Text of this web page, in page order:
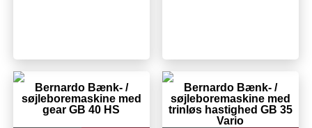
Bernardo Bænk- /
søjleboremaskine med
gear GB 40 HS
Bernardo Bænk- /
søjleboremaskine med
trinløs hastighed GB 35
Vario